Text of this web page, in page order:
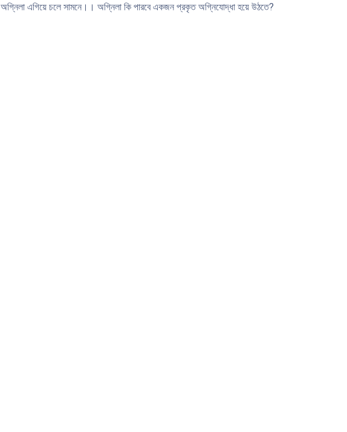
অগ্নিলা এগিয়ে চলে সামনে।। অগ্নিলা কি পারবে একজন প্রকৃত অগ্নিযােদ্ধা হয়ে উঠতে?